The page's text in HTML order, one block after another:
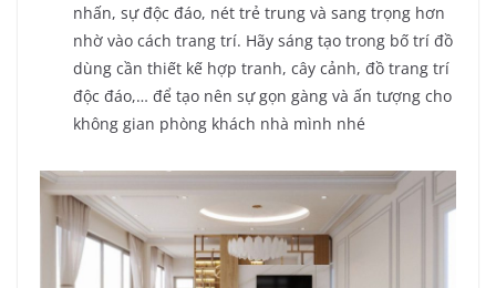
nhấn, sự độc đáo, nét trẻ trung và sang trọng hơn
nhờ vào cách trang trí. Hãy sáng tạo trong bố trí đồ
dùng cần thiết kế hợp tranh, cây cảnh, đồ trang trí
độc đáo,… để tạo nên sự gọn gàng và ấn tượng cho
không gian phòng khách nhà mình nhé